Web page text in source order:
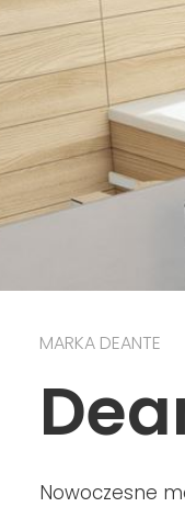
MARKA DEANTE
Nowoczesne